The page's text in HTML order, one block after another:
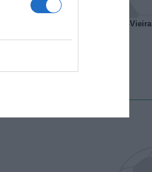
A gennaio ipotesi scambio Davids-Vieira